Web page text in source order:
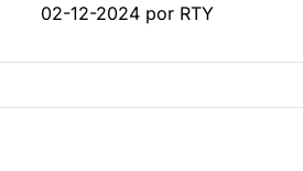
02-12-2024 por RTY